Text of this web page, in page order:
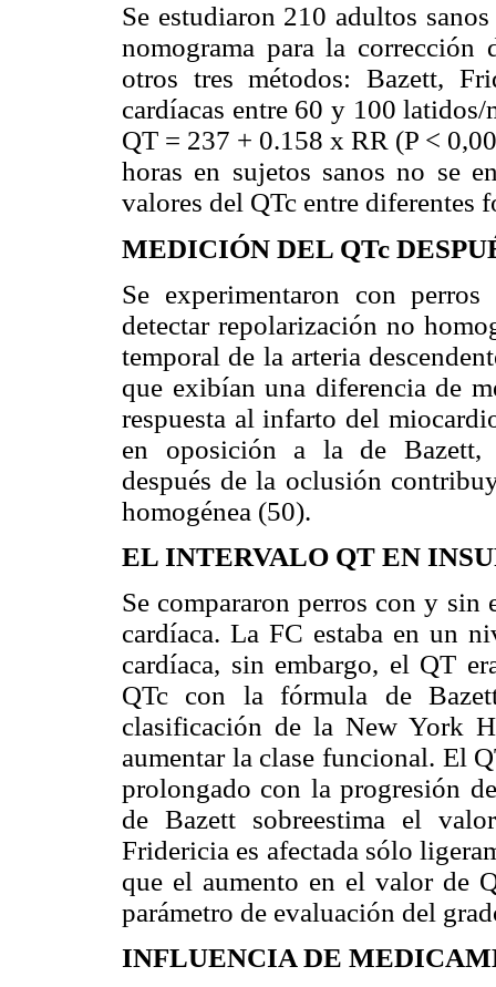
Se estudiaron 210 adultos
nomograma para la
otros tres métodos: Bazett,
cardíacas entre 60 y 100
QT = 237 + 0.158 x RR (P <
horas en sujetos sanos no se
valores del QTc entre diferentes
MEDICIÓN DEL QTc
Se experimentaron con perros
detectar repolarización no
temporal de la arteria
que exibían una diferencia de
respuesta al infarto del
en oposición a la de Bazett,
después de la oclusión
homogénea (50).
EL INTERVALO QT EN
Se compararon perros con y
cardíaca. La FC estaba en un
cardíaca, sin embargo, el QT
QTc con la fórmula de
clasificación de la New York
aumentar la clase funcional. El
prolongado con la progresión
de Bazett sobreestima el
Fridericia es afectada sólo
que el aumento en el valor de
parámetro de evaluación del
INFLUENCIA DE